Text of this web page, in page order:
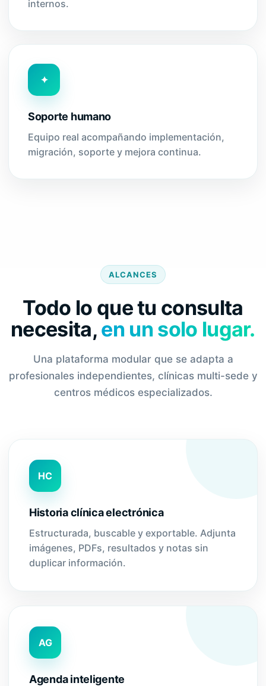
internos.
✦
Soporte humano
Equipo real acompañando implementación,
migración, soporte y mejora continua.
ALCANCES
Todo lo que tu consulta
necesita,en un solo lugar.
Una plataforma modular que se adapta a
profesionales independientes, clínicas multi-sede y
centros médicos especializados.
HC
Historia clínica electrónica
Estructurada, buscable y exportable. Adjunta
imágenes, PDFs, resultados y notas sin
duplicar información.
AG
Agenda inteligente